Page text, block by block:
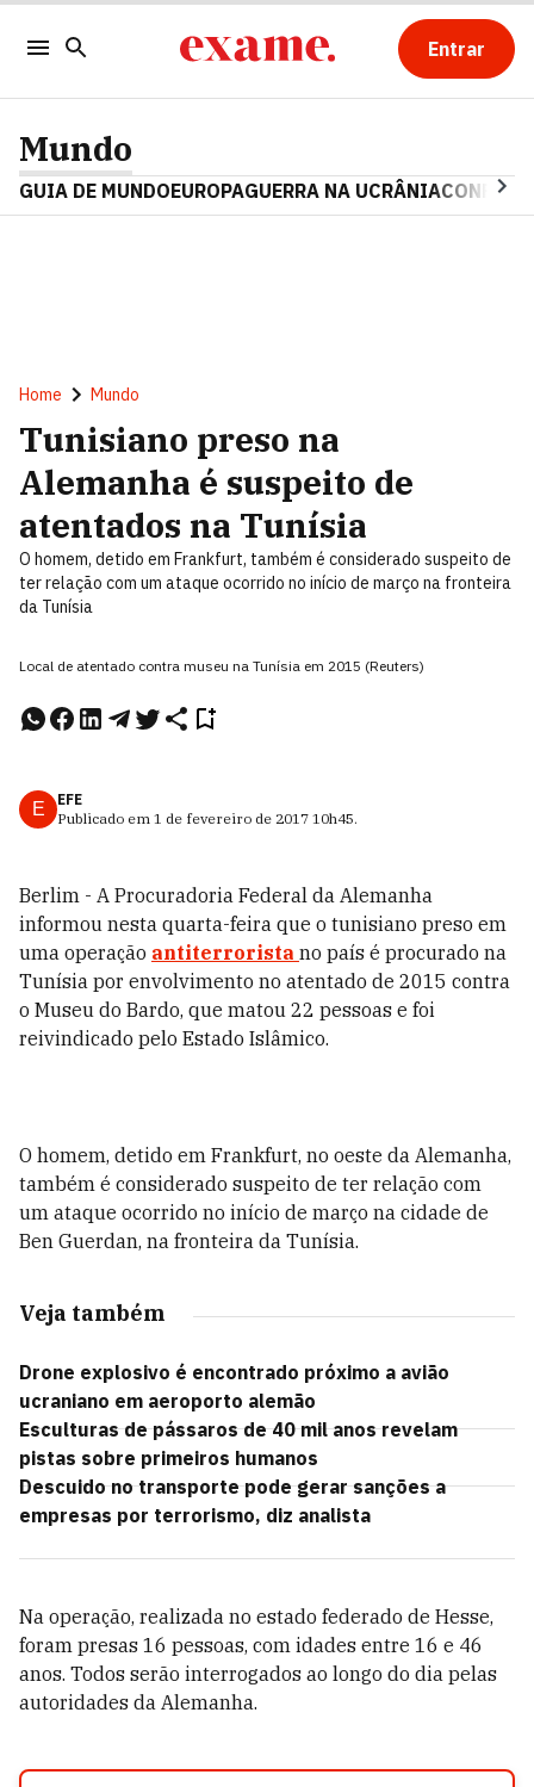
Entrar
Mundo
GUIA DE MUNDOEUROPAGUERRA NA UCRÂNIA
Home Mundo
Tunisiano preso na
Alemanha é suspeito de
atentados na Tunísia
O homem, detido em Frankfurt, também é considerado suspeito de
ter relação com um ataque ocorrido no início de março na fronteira
da Tunísia
Local de atentado contra museu na Tunísia em 2015 (Reuters)
E
EFE
Publicado em 1 de fevereiro de 2017 10h45.
Berlim - A Procuradoria Federal da Alemanha
informou nesta quarta-feira que o tunisiano preso em
uma operação antiterrorista no país é procurado na
Tunísia por envolvimento no atentado de 2015 contra
o Museu do Bardo, que matou 22 pessoas e foi
reivindicado pelo Estado Islâmico.
O homem, detido em Frankfurt, no oeste da Alemanha,
também é considerado suspeito de ter relação com
um ataque ocorrido no início de março na cidade de
Ben Guerdan, na fronteira da Tunísia.
Veja também
Drone explosivo é encontrado próximo a avião
ucraniano em aeroporto alemão
Esculturas de pássaros de 40 mil anos revelam
pistas sobre primeiros humanos
Descuido no transporte pode gerar sanções a
empresas por terrorismo, diz analista
Na operação, realizada no estado federado de Hesse,
foram presas 16 pessoas, com idades entre 16 e 46
anos. Todos serão interrogados ao longo do dia pelas
autoridades da Alemanha.